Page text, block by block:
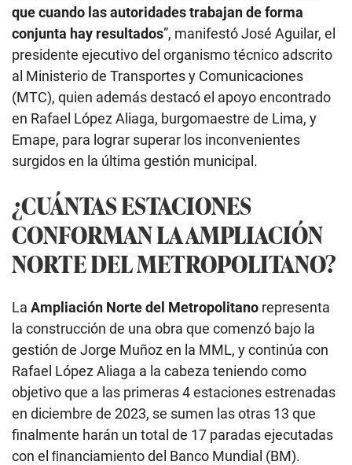
que cuando las autoridades trabajan de forma
conjunta hay resultados”, manifestó José Aguilar, el
presidente ejecutivo del organismo técnico adscrito
al Ministerio de Transportes y Comunicaciones
(MTC), quien además destacó el apoyo encontrado
en Rafael López Aliaga, burgomaestre de Lima, y
Emape, para lograr superar los inconvenientes
surgidos en la última gestión municipal.
¿CUÁNTAS ESTACIONES
CONFORMAN LA AMPLIACIÓN
NORTE DEL METROPOLITANO?
La Ampliación Norte del Metropolitano representa
la construcción de una obra que comenzó bajo la
gestión de Jorge Muñoz en la MML, y continúa con
Rafael López Aliaga a la cabeza teniendo como
objetivo que a las primeras 4 estaciones estrenadas
en diciembre de 2023, se sumen las otras 13 que
finalmente harán un total de 17 paradas ejecutadas
con el ﬁnanciamiento del Banco Mundial (BM).